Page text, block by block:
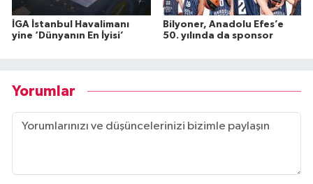
İGA İstanbul Havalimanı
yine ‘Dünyanın En İyisi’
Bilyoner, Anadolu Efes’e
50. yılında da sponsor
Yorumlar